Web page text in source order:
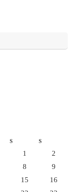
S S
1
2
8
9
15
16